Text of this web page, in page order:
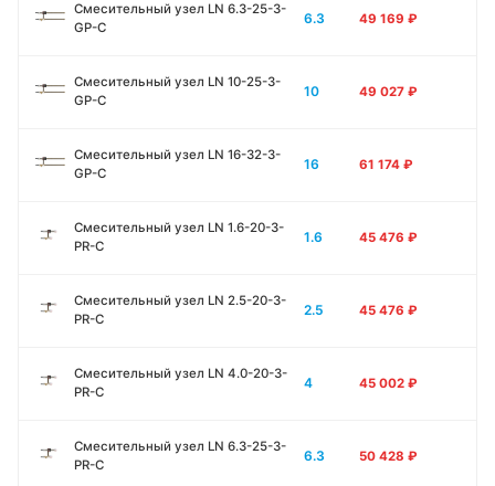
Смесительный узел LN 6.3-25-3-
GP-C
6.3 49 169 ₽
Смесительный узел LN 10-25-3-
GP-C
10 49 027 ₽
Смесительный узел LN 16-32-3-
GP-C
16 61 174 ₽
Смесительный узел LN 1.6-20-3-
PR-C
1.6 45 476 ₽
Смесительный узел LN 2.5-20-3-
PR-C
2.5 45 476 ₽
Смесительный узел LN 4.0-20-3-
PR-C
4 45 002 ₽
Смесительный узел LN 6.3-25-3-
PR-C
6.3 50 428 ₽